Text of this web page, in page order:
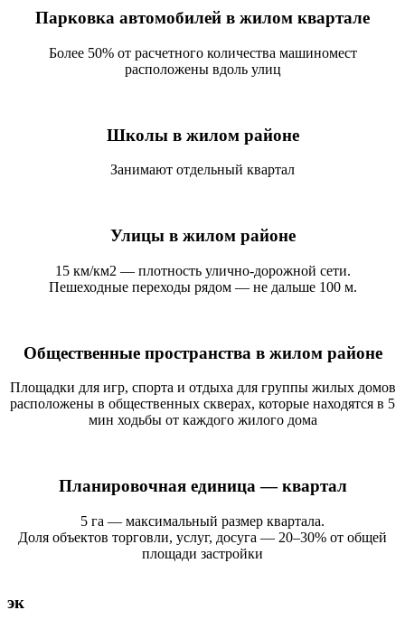
Парковка автомобилей в жилом квартале
Более 50% от расчетного количества машиномест
расположены вдоль улиц
Школы в жилом районе
Занимают отдельный квартал
Улицы в жилом районе
15 км/км2 — плотность улично-дорожной сети.
Пешеходные переходы рядом — не дальше 100 м.
Общественные пространства в жилом районе
Площадки для игр, спорта и отдыха для группы жилых домов
расположены в общественных скверах, которые находятся в 5
мин ходьбы от каждого жилого дома
Планировочная единица — квартал
5 га — максимальный размер квартала.
Доля объектов торговли, услуг, досуга — 20–30% от общей
площади застройки
эк